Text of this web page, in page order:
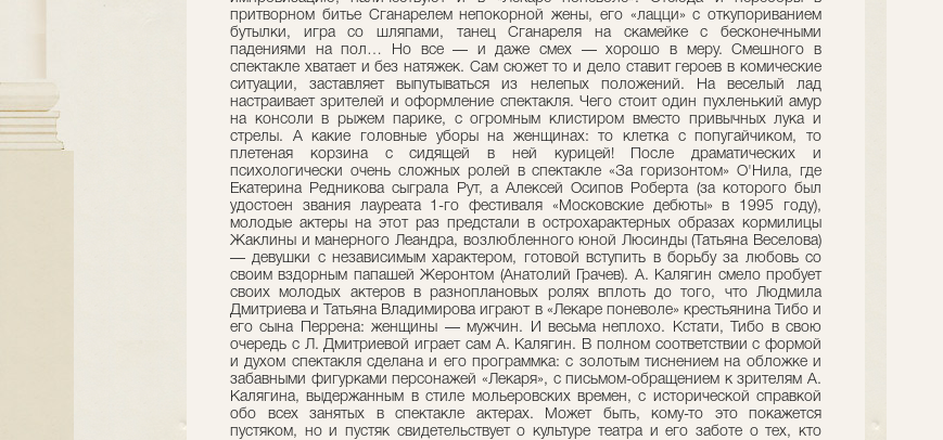
притворном битье Сганарелем непокорной жены, его «лацци» с откупориванием
бутылки, игра со шляпами, танец Сганареля на скамейке с бесконечными
падениями на пол… Но все — и даже смех — хорошо в меру. Смешного в
спектакле хватает и без натяжек. Сам сюжет то и дело ставит героев в комические
ситуации, заставляет выпутываться из нелепых положений. На веселый лад
настраивает зрителей и оформление спектакля. Чего стоит один пухленький амур
на консоли в рыжем парике, с огромным клистиром вместо привычных лука и
стрелы. А какие головные уборы на женщинах: то клетка с попугайчиком, то
плетеная корзина с сидящей в ней курицей! После драматических и
психологически очень сложных ролей в спектакле «За горизонтом» О'Нила, где
Екатерина Редникова сыграла Рут, а Алексей Осипов Роберта (за которого был
удостоен звания лауреата 1-го фестиваля «Московские дебюты» в 1995 году),
молодые актеры на этот раз предстали в острохарактерных образах кормилицы
Жаклины и манерного Леандра, возлюбленного юной Люсинды (Татьяна Веселова)
— девушки с независимым характером, готовой вступить в борьбу за любовь со
своим вздорным папашей Жеронтом (Анатолий Грачев). А. Калягин смело пробует
своих молодых актеров в разноплановых ролях вплоть до того, что Людмила
Дмитриева и Татьяна Владимирова играют в «Лекаре поневоле» крестьянина Тибо и
его сына Перрена: женщины — мужчин. И весьма неплохо. Кстати, Тибо в свою
очередь с Л. Дмитриевой играет сам А. Калягин. В полном соответствии с формой
и духом спектакля сделана и его программка: с золотым тиснением на обложке и
забавными фигурками персонажей «Лекаря», с письмом-обращением к зрителям А.
Калягина, выдержанным в стиле мольеровских времен, с исторической справкой
обо всех занятых в спектакле актерах. Может быть, кому-то это покажется
пустяком, но и пустяк свидетельствует о культуре театра и его заботе о тех, кто